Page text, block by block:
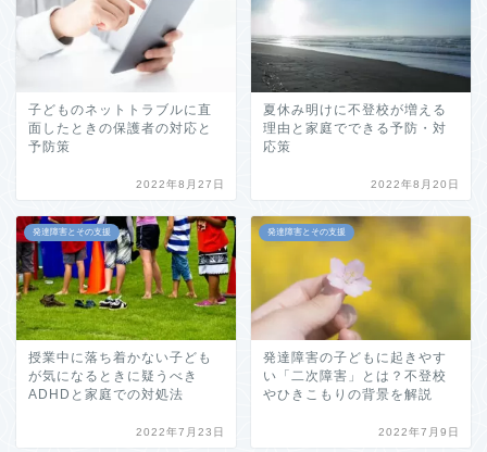
子どものネットトラブルに直
面したときの保護者の対応と
予防策
2022年8月27日
夏休み明けに不登校が増える
理由と家庭でできる予防・対
応策
2022年8月20日
発達障害とその支援
授業中に落ち着かない子ども
が気になるときに疑うべき
ADHDと家庭での対処法
2022年7月23日
発達障害とその支援
発達障害の子どもに起きやす
い「二次障害」とは？不登校
やひきこもりの背景を解説
2022年7月9日